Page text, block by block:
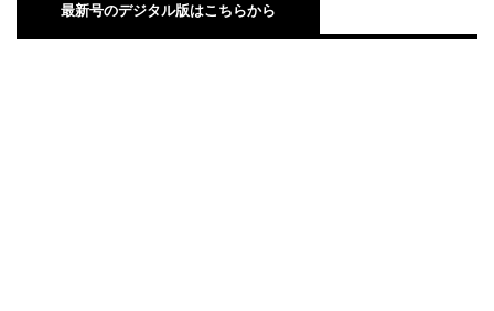
最新号のデジタル版はこちらから